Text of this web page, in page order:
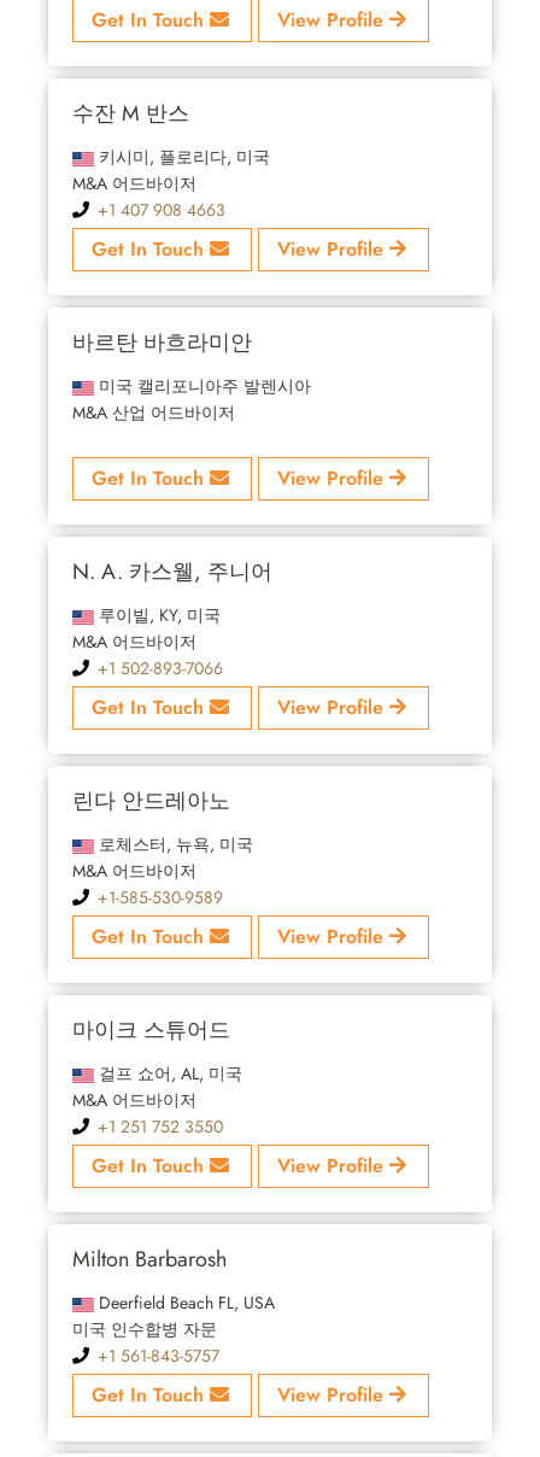
Get In Touch View Profile
수잔 M 반스
키시미, 플로리다, 미국
M&A 어드바이저
+1 407 908 4663
Get In Touch View Profile
바르탄 바흐라미안
미국 캘리포니아주 발렌시아
M&A 산업 어드바이저
Get In Touch View Profile
N. A. 카스웰, 주니어
루이빌, KY, 미국
M&A 어드바이저
+1 502-893-7066
Get In Touch View Profile
린다 안드레아노
로체스터, 뉴욕, 미국
M&A 어드바이저
+1-585-530-9589
Get In Touch View Profile
마이크 스튜어드
걸프 쇼어, AL, 미국
M&A 어드바이저
+1 251 752 3550
Get In Touch View Profile
Milton Barbarosh
Deerfield Beach FL, USA
미국 인수합병 자문
+1 561-843-5757
Get In Touch View Profile